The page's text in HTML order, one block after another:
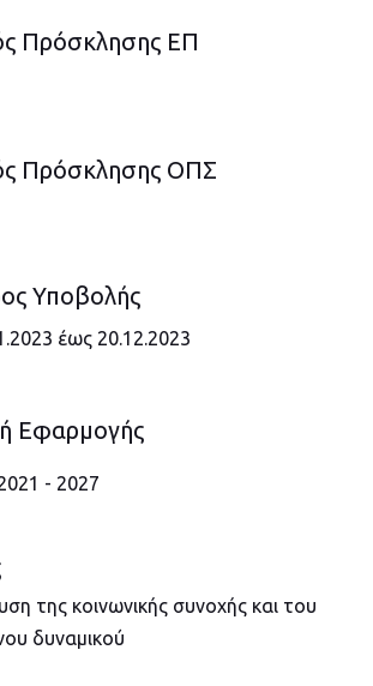
Πρόσκλησης ΕΠ
Πρόσκλησης ΟΠΣ
Υποβολής
έως 20.12.2023
Εφαρμογής
- 2027
της κοινωνικής συνοχής και του
δυναμικού